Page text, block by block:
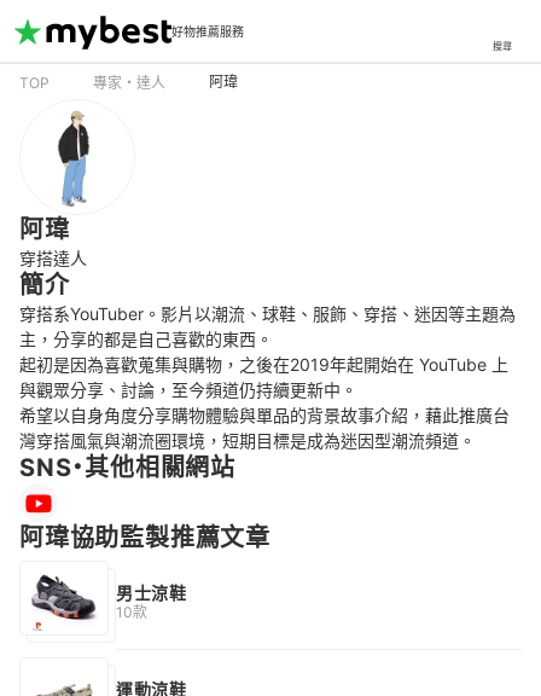
好物推薦服務
搜尋
TOP 專家・達人 阿瑋
阿瑋
穿搭達人
簡介
穿搭系YouTuber。影片以潮流、球鞋、服飾、穿搭、迷因等主題為
主，分享的都是自己喜歡的東西。
起初是因為喜歡蒐集與購物，之後在2019年起開始在 YouTube 上
與觀眾分享、討論，至今頻道仍持續更新中。
希望以自身角度分享購物體驗與單品的背景故事介紹，藉此推廣台
灣穿搭風氣與潮流圈環境，短期目標是成為迷因型潮流頻道。
SNS・其他相關網站
阿瑋協助監製推薦文章
男士涼鞋
10款
運動涼鞋